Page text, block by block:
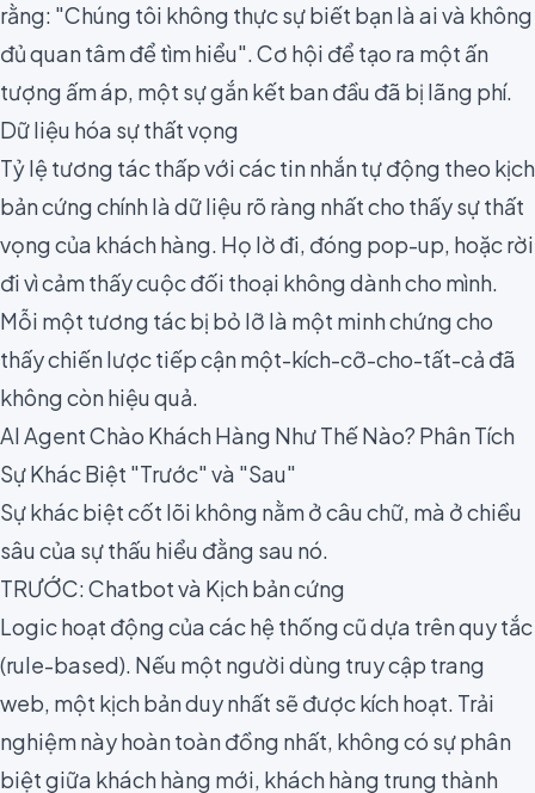
rằng: "Chúng tôi không thực sự biết bạn là ai và không
đủ quan tâm để tìm hiểu". Cơ hội để tạo ra một ấn
tượng ấm áp, một sự gắn kết ban đầu đã bị lãng phí.
Dữ liệu hóa sự thất vọng
Tỷ lệ tương tác thấp với các tin nhắn tự động theo kịch
bản cứng chính là dữ liệu rõ ràng nhất cho thấy sự thất
vọng của khách hàng. Họ lờ đi, đóng pop-up, hoặc rời
đi vì cảm thấy cuộc đối thoại không dành cho mình.
Mỗi một tương tác bị bỏ lỡ là một minh chứng cho
thấy chiến lược tiếp cận một-kích-cỡ-cho-tất-cả đã
không còn hiệu quả.
AI Agent Chào Khách Hàng Như Thế Nào? Phân Tích
Sự Khác Biệt "Trước" và "Sau"
Sự khác biệt cốt lõi không nằm ở câu chữ, mà ở chiều
sâu của sự thấu hiểu đằng sau nó.
TRƯỚC: Chatbot và Kịch bản cứng
Logic hoạt động của các hệ thống cũ dựa trên quy tắc
(rule-based). Nếu một người dùng truy cập trang
web, một kịch bản duy nhất sẽ được kích hoạt. Trải
nghiệm này hoàn toàn đồng nhất, không có sự phân
biệt giữa khách hàng mới, khách hàng trung thành